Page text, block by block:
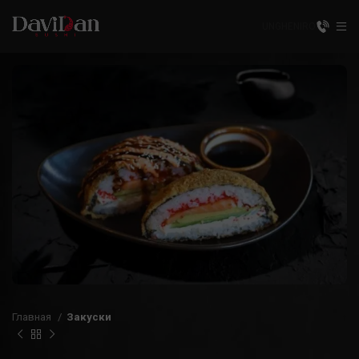
Главная Закуски